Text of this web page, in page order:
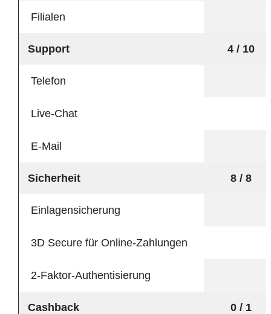
Filialen
Support 4 / 10
Telefon
Live-Chat
E-Mail
Sicherheit 8 / 8
Einlagensicherung
3D Secure für Online-Zahlungen
2-Faktor-Authentisierung
Cashback 0 / 1